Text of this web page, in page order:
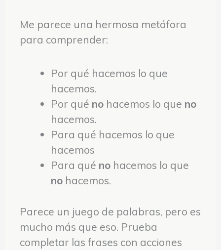
Me parece una hermosa metáfora
para comprender:
Por qué hacemos lo que
hacemos.
Por qué no hacemos lo que no
hacemos.
Para qué hacemos lo que
hacemos
Para qué no hacemos lo que
no hacemos.
Parece un juego de palabras, pero es
mucho más que eso. Prueba
completar las frases con acciones